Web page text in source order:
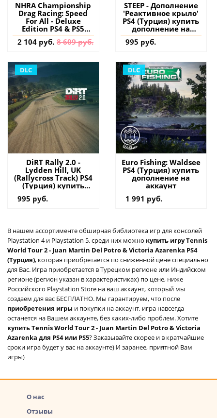
NHRA Championship
Drag Racing: Speed
For All - Deluxe
Edition PS4 & PS5
(Индия) купить игру
на аккаунт
2 104 руб. 8 609 руб.
STEEP - Дополнение
'Реактивное крыло'
PS4 (Турция) купить
дополнение на
аккаунт
995 руб.
DLC
DiRT Rally 2.0 -
Lydden Hill, UK
(Rallycross Track) PS4
(Турция) купить
дополнение на
аккаунт
995 руб.
DLC
Euro Fishing: Waldsee
PS4 (Турция) купить
дополнение на
аккаунт
1 991 руб.
В нашем ассортименте обширная библиотека игр для консолей
Playstation 4 и Playstation 5, среди них можно купить игру Tennis
World Tour 2 - Juan Martin Del Potro & Victoria Azarenka PS4
(Турция), которая приобретается по сниженной цене специально
для Вас. Игра приобретается в Турецком регионе или Индийском
регионе (регион указан в характеристиках) по цене, ниже
Российского Playstation Store на ваш аккаунт, который мы
создаем для вас БЕСПЛАТНО. Мы гарантируем, что после
приобретения игры и покупки на аккаунт, игра навсегда
останется на Вашем аккаунте, без каких-либо проблем. Хотите
купить Tennis World Tour 2 - Juan Martin Del Potro & Victoria
Azarenka для PS4 или PS5? Заказывайте скорее и в кратчайшие
сроки игра будет у вас на аккаунте) И заранее, приятной Вам
игры)
О нас
Отзывы